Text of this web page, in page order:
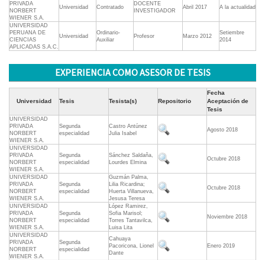
PRIVADA
NORBERT
WIENER S.A.
Universidad Contratado
DOCENTE
INVESTIGADOR
Abril 2017 A la actualidad
UNIVERSIDAD
PERUANA DE
CIENCIAS
APLICADAS S.A.C.
Universidad
Ordinario-
Auxiliar
Profesor Marzo 2012
Setiembre
2014
EXPERIENCIA COMO ASESOR DE TESIS
Universidad Tesis Tesista(s) Repositorio
Fecha
Aceptación de
Tesis
UNIVERSIDAD
PRIVADA
NORBERT
WIENER S.A.
Segunda
especialidad
Castro Antúnez
Julia Isabel
Agosto 2018
UNIVERSIDAD
PRIVADA
NORBERT
WIENER S.A.
Segunda
especialidad
Sánchez Saldaña,
Lourdes Elmina
Octubre 2018
UNIVERSIDAD
PRIVADA
NORBERT
WIENER S.A.
Segunda
especialidad
Guzmán Palma,
Lilia Ricardina;
Huerta Villanueva,
Jesusa Teresa
Octubre 2018
UNIVERSIDAD
PRIVADA
NORBERT
WIENER S.A.
Segunda
especialidad
López Ramirez,
Sofia Marisol;
Torres Tantavilca,
Luisa Lita
Noviembre 2018
UNIVERSIDAD
PRIVADA
NORBERT
WIENER S.A.
Segunda
especialidad
Cahuaya
Pacoricona, Lionel
Dante
Enero 2019